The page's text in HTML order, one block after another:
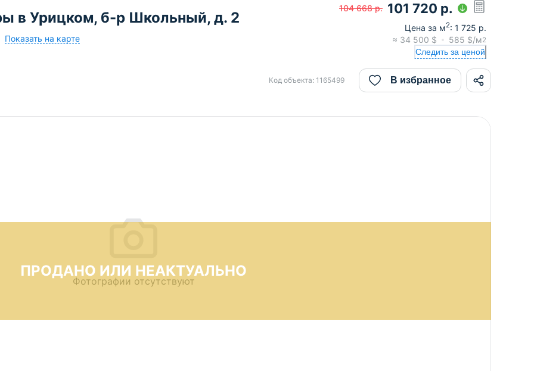
в Урицком, б-р Школьный, д. 2
Показать на карте
104 668 р. 101 720 р.
Цена за м2: 1 725 р.
≈ 34 500 $ 585 $/м2
Следить за ценой
Код объекта: 1165499 В избранное
ПРОДАНО ИЛИ НЕАКТУАЛЬНО
Фотографии отсутствуют